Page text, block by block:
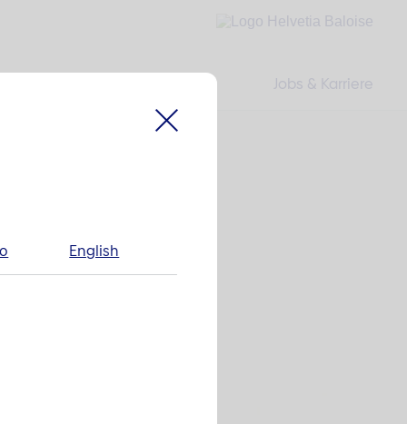
Jobs & Karriere
English